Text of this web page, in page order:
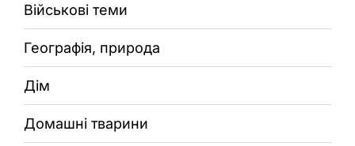
Військові теми
Географія, природа
Дім
Домашні тварини